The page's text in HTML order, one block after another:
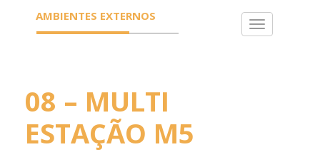
AMBIENTES EXTERNOS
Toggle
08 – MULTI
ESTAÇÃO M5